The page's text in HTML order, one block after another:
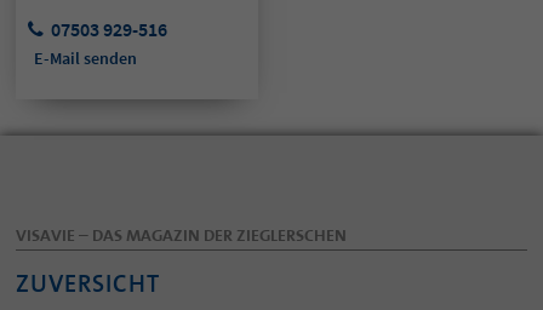
07503 929-516
E-Mail senden
VISAVIE – DAS MAGAZIN DER ZIEGLERSCHEN
ZUVERSICHT